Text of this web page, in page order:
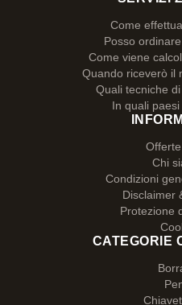
Come
Posso
Come viene
Quando riceverò il
Quali tecniche
In quali
Chi
Condizioni
Disclaimer
Protezione
CATEGORIE